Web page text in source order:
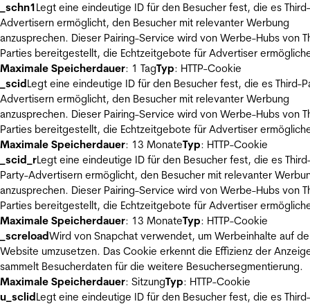
_schn1Legt eine eindeutige ID für den Besucher fest, die es
Advertisern ermöglicht, den Besucher mit relevanter Werbung
anzusprechen. Dieser Pairing-Service wird von Werbe-Hubs von
Parties bereitgestellt, die Echtzeitgebote für Advertiser
Maximale Speicherdauer: 1 TagTyp: HTTP-Cookie
_scidLegt eine eindeutige ID für den Besucher fest, die es Third-
Advertisern ermöglicht, den Besucher mit relevanter Werbung
anzusprechen. Dieser Pairing-Service wird von Werbe-Hubs von
Parties bereitgestellt, die Echtzeitgebote für Advertiser
Maximale Speicherdauer: 13 MonateTyp: HTTP-Cookie
_scid_rLegt eine eindeutige ID für den Besucher fest, die es
Party-Advertisern ermöglicht, den Besucher mit relevanter
anzusprechen. Dieser Pairing-Service wird von Werbe-Hubs von
Parties bereitgestellt, die Echtzeitgebote für Advertiser
Maximale Speicherdauer: 13 MonateTyp: HTTP-Cookie
_screloadWird von Snapchat verwendet, um Werbeinhalte auf
Website umzusetzen. Das Cookie erkennt die Effizienz der
sammelt Besucherdaten für die weitere Besuchersegmentierung.
Maximale Speicherdauer: SitzungTyp: HTTP-Cookie
u_sclidLegt eine eindeutige ID für den Besucher fest, die es